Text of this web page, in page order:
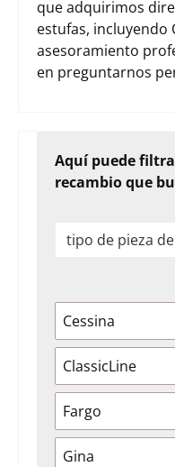
que adquirimos
estufas,
asesoramiento
en preguntarnos
Aquí puede
recambio que
tipo de pieza
Cessina
ClassicLine
Fargo
Gina